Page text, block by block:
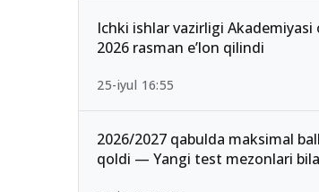
Ichki ishlar vazirligi Akademiyasi
2026 rasman e’lon qilindi
25-iyul 16:55
2026/2027 qabulda maksimal
qoldi — Yangi test mezonlari